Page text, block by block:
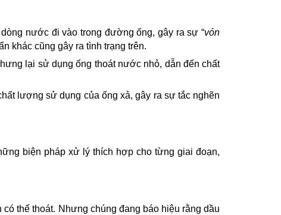
nước đi vào trong đường ống, gây ra sự “vón
khác cũng gây ra tình trạng trên.
lại sử dụng ống thoát nước nhỏ, dẫn đến chất
lượng sử dụng của ống xả, gây ra sự tắc nghẽn
biện pháp xử lý thích hợp cho từng giai đoạn,
thể thoát. Nhưng chúng đang báo hiệu rằng dầu